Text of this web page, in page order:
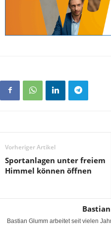
Vorheriger Artikel
Sportanlagen unter freiem
Himmel können öffnen
Bastian Glumm arbeitet seit vielen